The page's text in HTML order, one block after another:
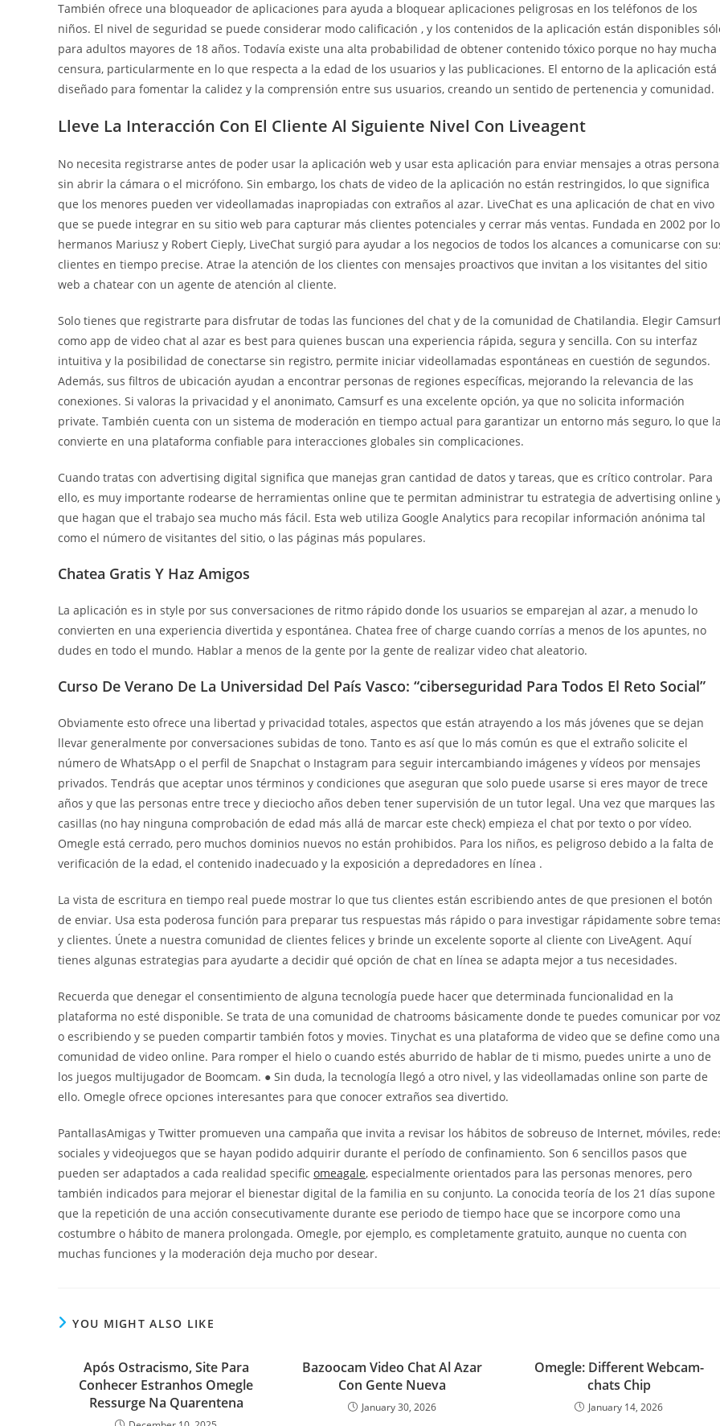
También ofrece una bloqueador de aplicaciones para ayuda a bloquear aplicaciones peligrosas en los teléfonos de los
niños. El nivel de seguridad se puede considerar modo calificación , y los contenidos de la aplicación están disponibles
para adultos mayores de 18 años. Todavía existe una alta probabilidad de obtener contenido tóxico porque no hay mucha
censura, particularmente en lo que respecta a la edad de los usuarios y las publicaciones. El entorno de la aplicación está
diseñado para fomentar la calidez y la comprensión entre sus usuarios, creando un sentido de pertenencia y comunidad.
Lleve La Interacción Con El Cliente Al Siguiente Nivel Con Liveagent
No necesita registrarse antes de poder usar la aplicación web y usar esta aplicación para enviar mensajes a otras
sin abrir la cámara o el micrófono. Sin embargo, los chats de video de la aplicación no están restringidos, lo que significa
que los menores pueden ver videollamadas inapropiadas con extraños al azar. LiveChat es una aplicación de chat en vivo
que se puede integrar en su sitio web para capturar más clientes potenciales y cerrar más ventas. Fundada en 2002 por
hermanos Mariusz y Robert Cieply, LiveChat surgió para ayudar a los negocios de todos los alcances a comunicarse con
clientes en tiempo precise. Atrae la atención de los clientes con mensajes proactivos que invitan a los visitantes del sitio
web a chatear con un agente de atención al cliente.
Solo tienes que registrarte para disfrutar de todas las funciones del chat y de la comunidad de Chatilandia. Elegir
como app de video chat al azar es best para quienes buscan una experiencia rápida, segura y sencilla. Con su interfaz
intuitiva y la posibilidad de conectarse sin registro, permite iniciar videollamadas espontáneas en cuestión de segundos.
Además, sus filtros de ubicación ayudan a encontrar personas de regiones específicas, mejorando la relevancia de las
conexiones. Si valoras la privacidad y el anonimato, Camsurf es una excelente opción, ya que no solicita información
private. También cuenta con un sistema de moderación en tiempo actual para garantizar un entorno más seguro, lo que
convierte en una plataforma confiable para interacciones globales sin complicaciones.
Cuando tratas con advertising digital significa que manejas gran cantidad de datos y tareas, que es crítico controlar. Para
ello, es muy importante rodearse de herramientas online que te permitan administrar tu estrategia de advertising online
que hagan que el trabajo sea mucho más fácil. Esta web utiliza Google Analytics para recopilar información anónima tal
como el número de visitantes del sitio, o las páginas más populares.
Chatea Gratis Y Haz Amigos
La aplicación es in style por sus conversaciones de ritmo rápido donde los usuarios se emparejan al azar, a menudo lo
convierten en una experiencia divertida y espontánea. Chatea free of charge cuando corrías a menos de los apuntes, no
dudes en todo el mundo. Hablar a menos de la gente por la gente de realizar video chat aleatorio.
Curso De Verano De La Universidad Del País Vasco: “ciberseguridad Para Todos El Reto Social”
Obviamente esto ofrece una libertad y privacidad totales, aspectos que están atrayendo a los más jóvenes que se dejan
llevar generalmente por conversaciones subidas de tono. Tanto es así que lo más común es que el extraño solicite el
número de WhatsApp o el perfil de Snapchat o Instagram para seguir intercambiando imágenes y vídeos por mensajes
privados. Tendrás que aceptar unos términos y condiciones que aseguran que solo puede usarse si eres mayor de trece
años y que las personas entre trece y dieciocho años deben tener supervisión de un tutor legal. Una vez que marques las
casillas (no hay ninguna comprobación de edad más allá de marcar este check) empieza el chat por texto o por vídeo.
Omegle está cerrado, pero muchos dominios nuevos no están prohibidos. Para los niños, es peligroso debido a la falta de
verificación de la edad, el contenido inadecuado y la exposición a depredadores en línea .
La vista de escritura en tiempo real puede mostrar lo que tus clientes están escribiendo antes de que presionen el botón
de enviar. Usa esta poderosa función para preparar tus respuestas más rápido o para investigar rápidamente sobre
y clientes. Únete a nuestra comunidad de clientes felices y brinde un excelente soporte al cliente con LiveAgent. Aquí
tienes algunas estrategias para ayudarte a decidir qué opción de chat en línea se adapta mejor a tus necesidades.
Recuerda que denegar el consentimiento de alguna tecnología puede hacer que determinada funcionalidad en la
plataforma no esté disponible. Se trata de una comunidad de chatrooms básicamente donde te puedes comunicar por voz
o escribiendo y se pueden compartir también fotos y movies. Tinychat es una plataforma de video que se define como una
comunidad de video online. Para romper el hielo o cuando estés aburrido de hablar de ti mismo, puedes unirte a uno de
los juegos multijugador de Boomcam. ● Sin duda, la tecnología llegó a otro nivel, y las videollamadas online son parte de
ello. Omegle ofrece opciones interesantes para que conocer extraños sea divertido.
PantallasAmigas y Twitter promueven una campaña que invita a revisar los hábitos de sobreuso de Internet, móviles,
sociales y videojuegos que se hayan podido adquirir durante el período de confinamiento. Son 6 sencillos pasos que
pueden ser adaptados a cada realidad specific omeagale, especialmente orientados para las personas menores, pero
también indicados para mejorar el bienestar digital de la familia en su conjunto. La conocida teoría de los 21 días supone
que la repetición de una acción consecutivamente durante ese periodo de tiempo hace que se incorpore como una
costumbre o hábito de manera prolongada. Omegle, por ejemplo, es completamente gratuito, aunque no cuenta con
muchas funciones y la moderación deja mucho por desear.
YOU MIGHT ALSO LIKE
Após Ostracismo, Site Para
Conhecer Estranhos Omegle
Ressurge Na Quarentena
Bazoocam Video Chat Al Azar
Con Gente Nueva
January 30, 2026
Omegle: Different Webcam-
chats Chip
January 14, 2026